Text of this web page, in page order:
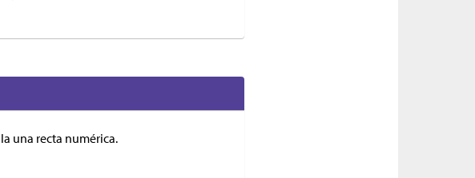
una recta numérica.